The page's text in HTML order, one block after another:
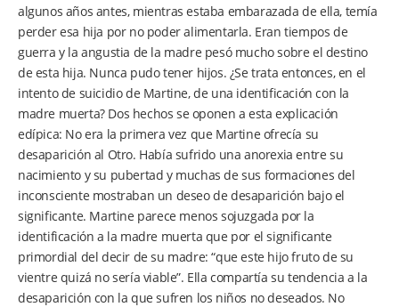
algunos años antes, mientras estaba embarazada de ella, temía
perder esa hija por no poder alimentarla. Eran tiempos de
guerra y la angustia de la madre pesó mucho sobre el destino
de esta hija. Nunca pudo tener hijos. ¿Se trata entonces, en el
intento de suicidio de Martine, de una identificación con la
madre muerta? Dos hechos se oponen a esta explicación
edípica: No era la primera vez que Martine ofrecía su
desaparición al Otro. Había sufrido una anorexia entre su
nacimiento y su pubertad y muchas de sus formaciones del
inconsciente mostraban un deseo de desaparición bajo el
significante. Martine parece menos sojuzgada por la
identificación a la madre muerta que por el significante
primordial del decir de su madre: “que este hijo fruto de su
vientre quizá no sería viable”. Ella compartía su tendencia a la
desaparición con la que sufren los niños no deseados. No